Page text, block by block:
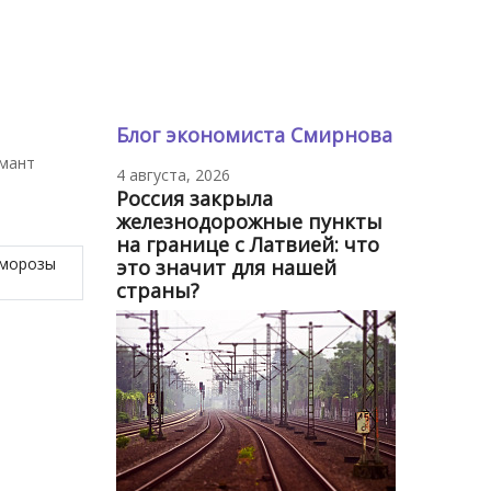
Блог экономиста Смирнова
4 августа, 2026
Россия закрыла
железнодорожные пункты
на границе с Латвией: что
это значит для нашей
страны?